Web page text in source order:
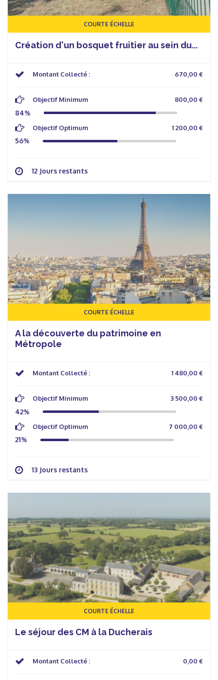
COURTE ÉCHELLE
Création d'un bosquet fruitier au sein du...
Montant Collecté : 670,00 €
Objectif Minimum 800,00 €
84%
Objectif Optimum 1 200,00 €
56%
12 Jours restants
COURTE ÉCHELLE
A la découverte du patrimoine en
Métropole
Montant Collecté : 1 480,00 €
Objectif Minimum 3 500,00 €
42%
Objectif Optimum 7 000,00 €
21%
13 Jours restants
COURTE ÉCHELLE
Le séjour des CM à la Ducherais
Montant Collecté : 0,00 €